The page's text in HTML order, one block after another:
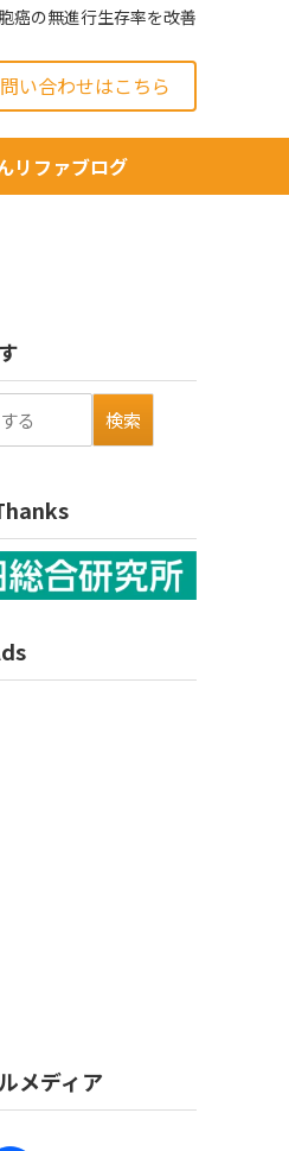
癌の無進行生存率を改善
い合わせはこちら
リファブログ
メディア